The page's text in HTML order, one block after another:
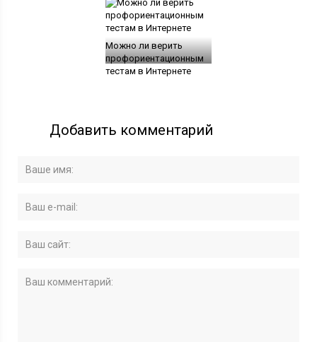
Можно ли верить
профориентационным
тестам в Интернете
Добавить комментарий